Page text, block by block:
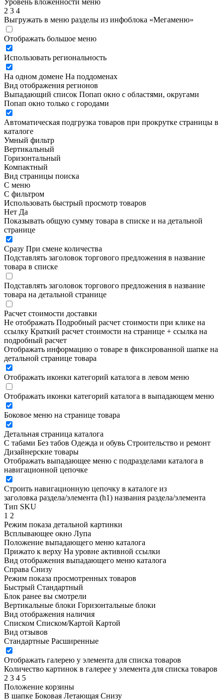
Уровень вложенности меню
2 3 4
Выгружать в меню разделы из инфоблока «Мегаменю»
Отображать большое меню
Использовать региональность
На одном домене На поддоменах
Вид отображения регионов
Выпадающий список Попап окно c областями, округами
Попап окно только с городами
Автоматическая подгрузка товаров при прокрутке страницы в
каталоге
Умный фильтр
Вертикальный
Горизонтальный
Компактный
Вид страницы поиска
С меню
С фильтром
Использовать быстрый просмотр товаров
Нет Да
Показывать общую сумму товара в списке и на детальной
странице
Сразу При смене количества
Подставлять заголовок торгового предложения в название
товара в списке
Подставлять заголовок торгового предложения в название
товара на детальной странице
Расчет стоимости доставки
Не отображать Подробный расчет стоимости при клике на
ссылку Краткий расчет стоимости на странице + ссылка на
подробный расчет
Отображать информацию о товаре в фиксированной шапке на
детальной странице товара
Отображать иконки категорий каталога в левом меню
Отображать иконки категорий каталога в выпадающем меню
Боковое меню на странице товара
Детальная страница каталога
С табами Без табов Одежда и обувь Строительство и ремонт
Дизайнерские товары
Отображать выпадающее меню с подразделами каталога в
навигационной цепочке
Строить навигационную цепочку в каталоге из
заголовка раздела/элемента (h1) названия раздела/элемента
Тип SKU
1 2
Режим показа детальной картинки
Всплывающее окно Лупа
Положение выпадающего меню каталога
Прижато к верху На уровне активной ссылки
Вид отображения выпадающего меню каталога
Справа Снизу
Режим показа просмотренных товаров
Быстрый Стандартный
Блок ранее вы смотрели
Вертикальные блоки Горизонтальные блоки
Вид отображения наличия
Списком Списком/Картой Картой
Вид отзывов
Стандартные Расширенные
Отображать галерею у элемента для списка товаров
Количество картинок в галерее у элемента для списка товаров
2 3 4 5
Положение корзины
В шапке Боковая Летающая Снизу